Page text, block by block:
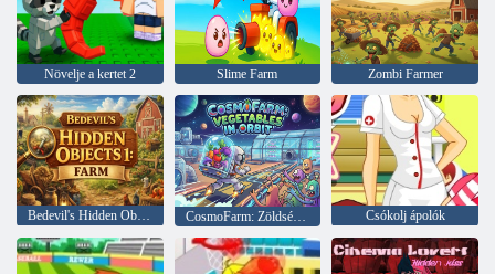
Növelje a kertet 2 Slime Farm Zombi Farmer
Bedevil's Hidden Objects 1: Farm CosmoFarm: Zöldségek pályán Csókolj ápolók